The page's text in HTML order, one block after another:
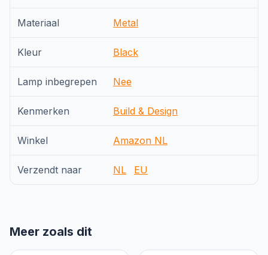
Materiaal Metal
Kleur Black
Lamp inbegrepen Nee
Kenmerken Build & Design
Winkel Amazon NL
Verzendt naar NL EU
Meer zoals dit